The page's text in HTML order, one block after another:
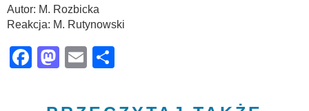
Autor: M. Rozbicka
Reakcja: M. Rutynowski
Facebook
Mastodon
Email